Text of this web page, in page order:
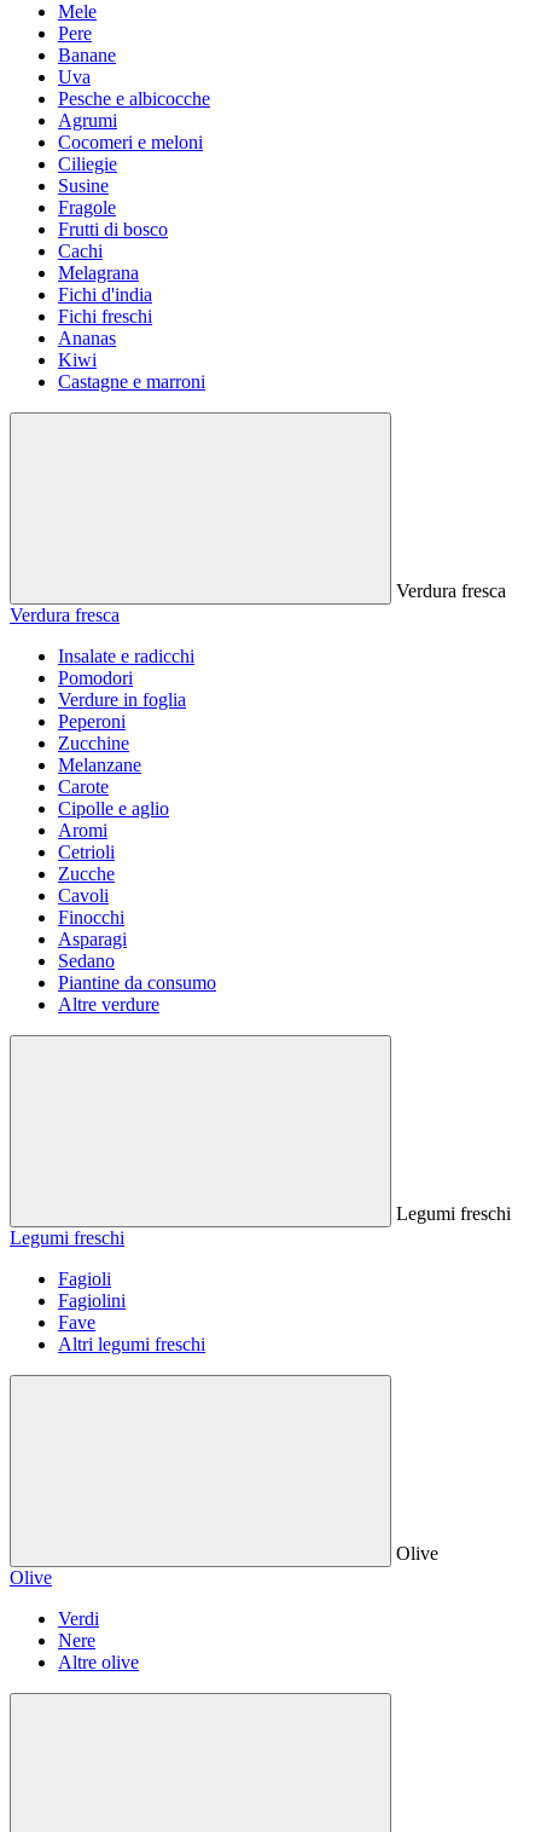
Mele
Pere
Banane
Uva
Pesche e albicocche
Agrumi
Cocomeri e meloni
Ciliegie
Susine
Fragole
Frutti di bosco
Cachi
Melagrana
Fichi d'india
Fichi freschi
Ananas
Kiwi
Castagne e marroni
Verdura fresca
Verdura fresca
Insalate e radicchi
Pomodori
Verdure in foglia
Peperoni
Zucchine
Melanzane
Carote
Cipolle e aglio
Aromi
Cetrioli
Zucche
Cavoli
Finocchi
Asparagi
Sedano
Piantine da consumo
Altre verdure
Legumi freschi
Legumi freschi
Fagioli
Fagiolini
Fave
Altri legumi freschi
Olive
Olive
Verdi
Nere
Altre olive